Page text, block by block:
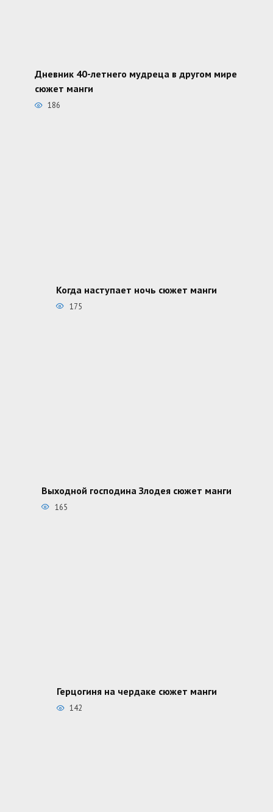
Дневник 40-летнего мудреца в другом мире
сюжет манги
186
Когда наступает ночь сюжет манги
175
Выходной господина Злодея сюжет манги
165
Герцогиня на чердаке сюжет манги
142